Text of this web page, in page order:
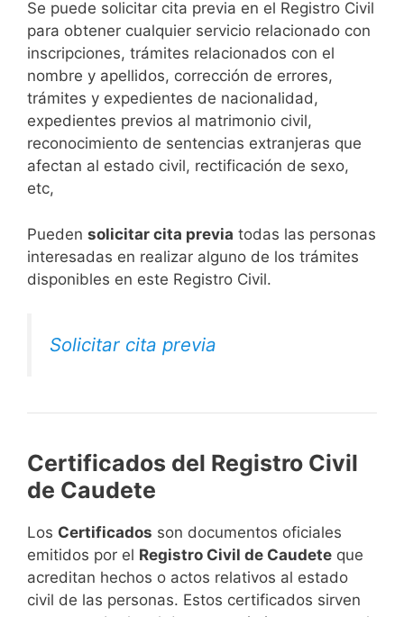
Se puede solicitar cita previa en el Registro Civil
para obtener cualquier servicio relacionado con
inscripciones, trámites relacionados con el
nombre y apellidos, corrección de errores,
trámites y expedientes de nacionalidad,
expedientes previos al matrimonio civil,
reconocimiento de sentencias extranjeras que
afectan al estado civil, rectificación de sexo,
etc,
​Pueden solicitar cita previa todas las personas
interesadas en realizar alguno de los trámites
disponibles en este Registro Civil.​
Solicitar cita previa
Certificados del Registro Civil
de Caudete
Los Certificados son documentos oficiales
emitidos por el Registro Civil de Caudete que
acreditan hechos o actos relativos al estado
civil de las personas. Estos certificados sirven